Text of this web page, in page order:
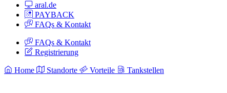
aral.de
PAYBACK
FAQs & Kontakt
FAQs & Kontakt
Registrierung
Home Standorte Vorteile Tankstellen